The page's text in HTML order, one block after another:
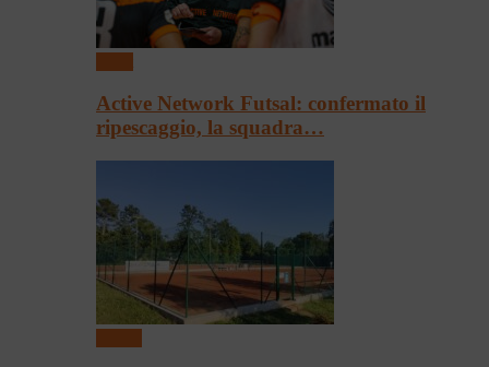
Active Network Futsal: confermato il
ripescaggio, la squadra…